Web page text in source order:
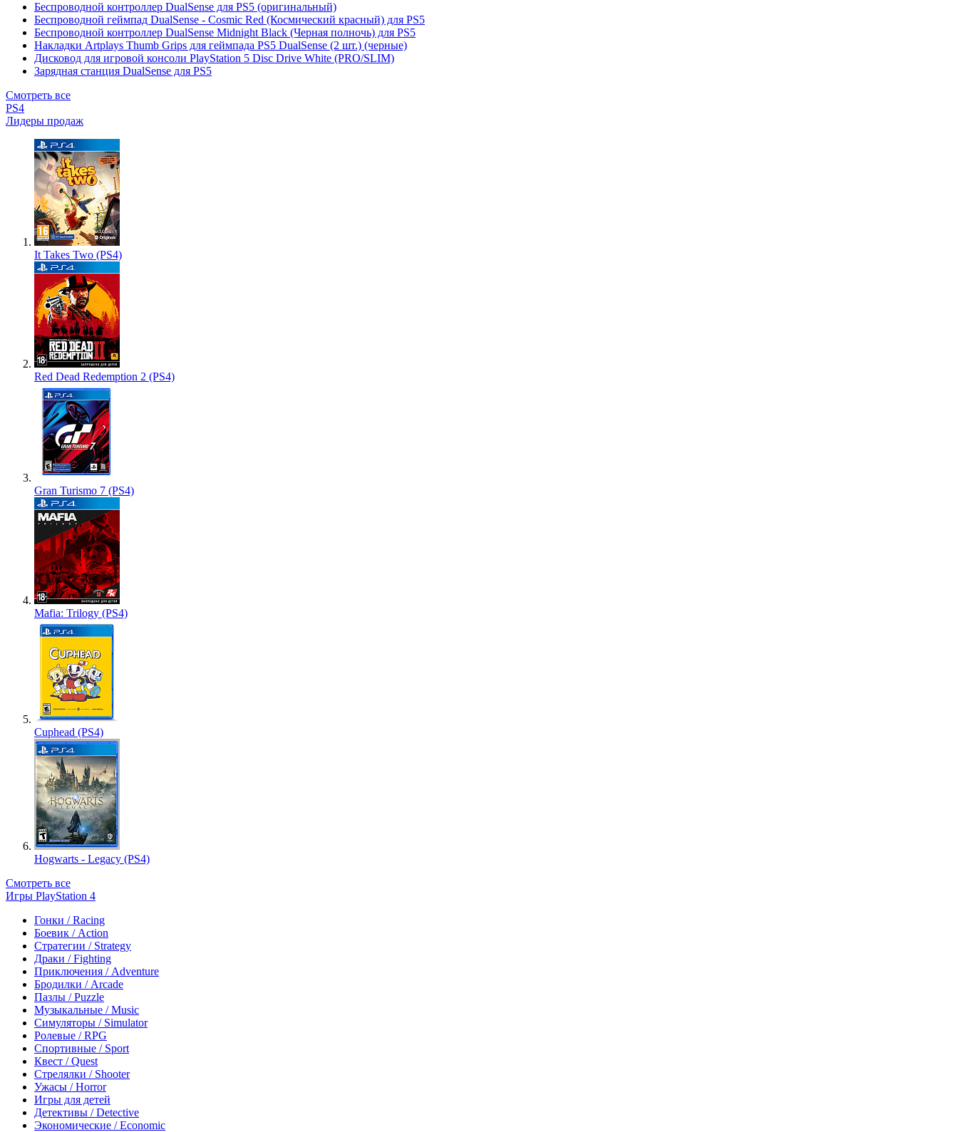
Беспроводной контроллер DualSense для PS5 (оригинальный)
Беспроводной геймпад DualSense - Cosmic Red (Космический красный) для PS5
Беспроводной контроллер DualSense Midnight Black (Черная полночь) для PS5
Накладки Artplays Thumb Grips для геймпада PS5 DualSense (2 шт.) (черные)
Дисковод для игровой консоли PlayStation 5 Disc Drive White (PRO/SLIM)
Зарядная станция DualSense для PS5
Смотреть все
PS4
Лидеры продаж
It Takes Two (PS4)
Red Dead Redemption 2 (PS4)
Gran Turismo 7 (PS4)
Mafia: Trilogy (PS4)
Cuphead (PS4)
Hogwarts - Legacy (PS4)
Смотреть все
Игры PlayStation 4
Гонки / Racing
Боевик / Action
Стратегии / Strategy
Драки / Fighting
Приключения / Adventure
Бродилки / Arcade
Пазлы / Puzzle
Музыкальные / Music
Симуляторы / Simulator
Ролевые / RPG
Спортивные / Sport
Квест / Quest
Стрелялки / Shooter
Ужасы / Horror
Игры для детей
Детективы / Detective
Экономические / Economic